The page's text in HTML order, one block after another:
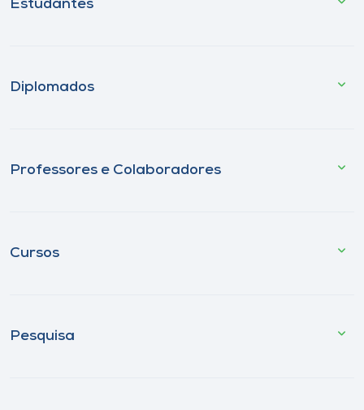
Estudantes
Diplomados
Professores e Colaboradores
Cursos
Pesquisa